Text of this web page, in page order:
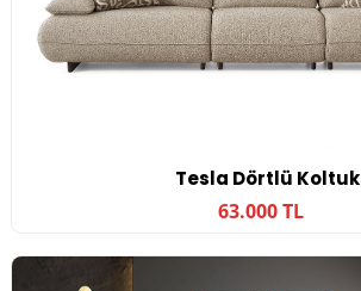
Tesla Dörtlü Koltuk
63.000 TL